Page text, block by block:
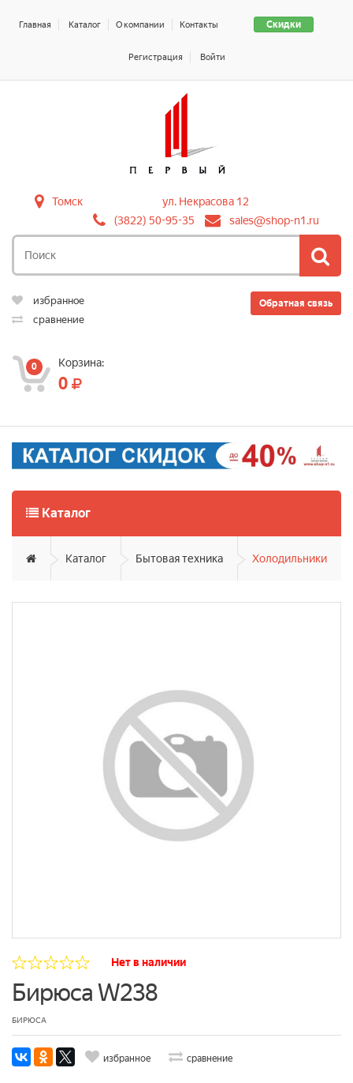
Скидки
Главная Каталог О компании Контакты
Регистрация Войти
Томск
ул. Некрасова 12
(3822) 50-95-35
sales@shop-n1.ru
Обратная связь
избранное
сравнение
0 Корзина:
0
Каталог
Каталог Бытовая техника Холодильники
Нет в наличии
Бирюса W238
БИРЮСА
избранное сравнение